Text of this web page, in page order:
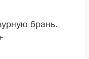
брань.